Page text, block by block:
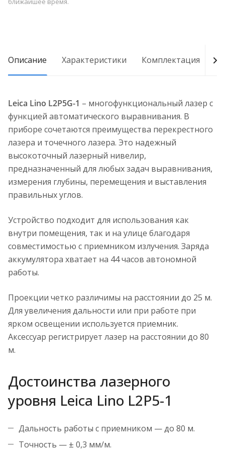
Описание Характеристики Комплектация
Leica Lino L2P5G-1 – многофункциональный лазер с
функцией автоматического выравнивания. В
приборе сочетаются преимущества перекрестного
лазера и точечного лазера. Это надежный
высокоточный лазерный нивелир,
предназначенный для любых задач выравнивания,
измерения глубины, перемещения и выставления
правильных углов.
Устройство подходит для использования как
внутри помещения, так и на улице благодаря
совместимостью с приемником излучения. Заряда
аккумулятора хватает на 44 часов автономной
работы.
Проекции четко различимы на расстоянии до 25 м.
Для увеличения дальности или при работе при
ярком освещении используется приемник.
Аксессуар регистрирует лазер на расстоянии до 80
м.
Достоинства лазерного
уровня Leica Lino L2P5-1
Дальность работы с приемником — до 80 м.
Точность — ± 0,3 мм/м.